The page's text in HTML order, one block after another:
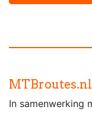
In samenwerking